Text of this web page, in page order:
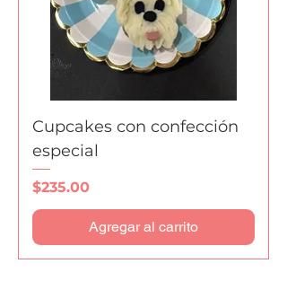
Cupcakes con confección
especial
Precio
$235.00
Agregar al carrito